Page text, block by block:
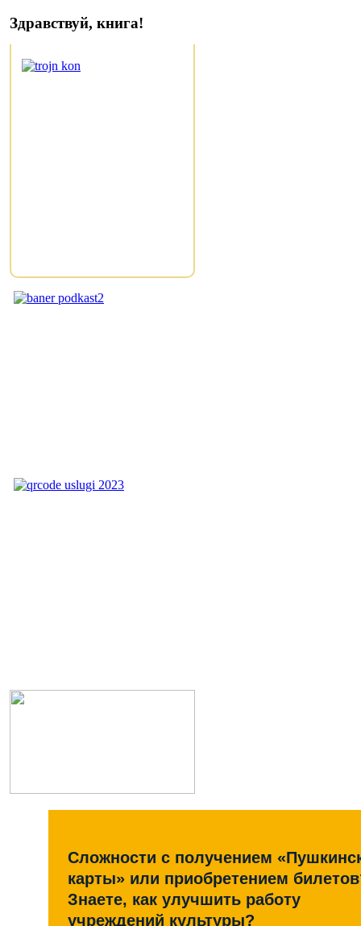
Здравствуй, книга!
Сложности с получением
карты» или приобретением
Знаете, как улучшить работу
учреждений культуры?